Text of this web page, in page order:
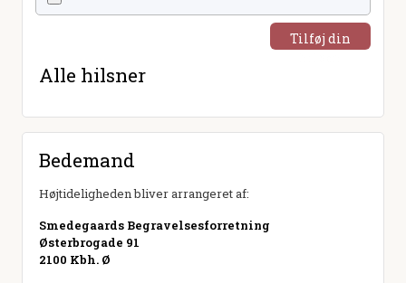
Tilføj din
Alle hilsner
Bedemand
Højtideligheden bliver arrangeret af:
Smedegaards Begravelsesforretning
Østerbrogade 91
2100 Kbh. Ø